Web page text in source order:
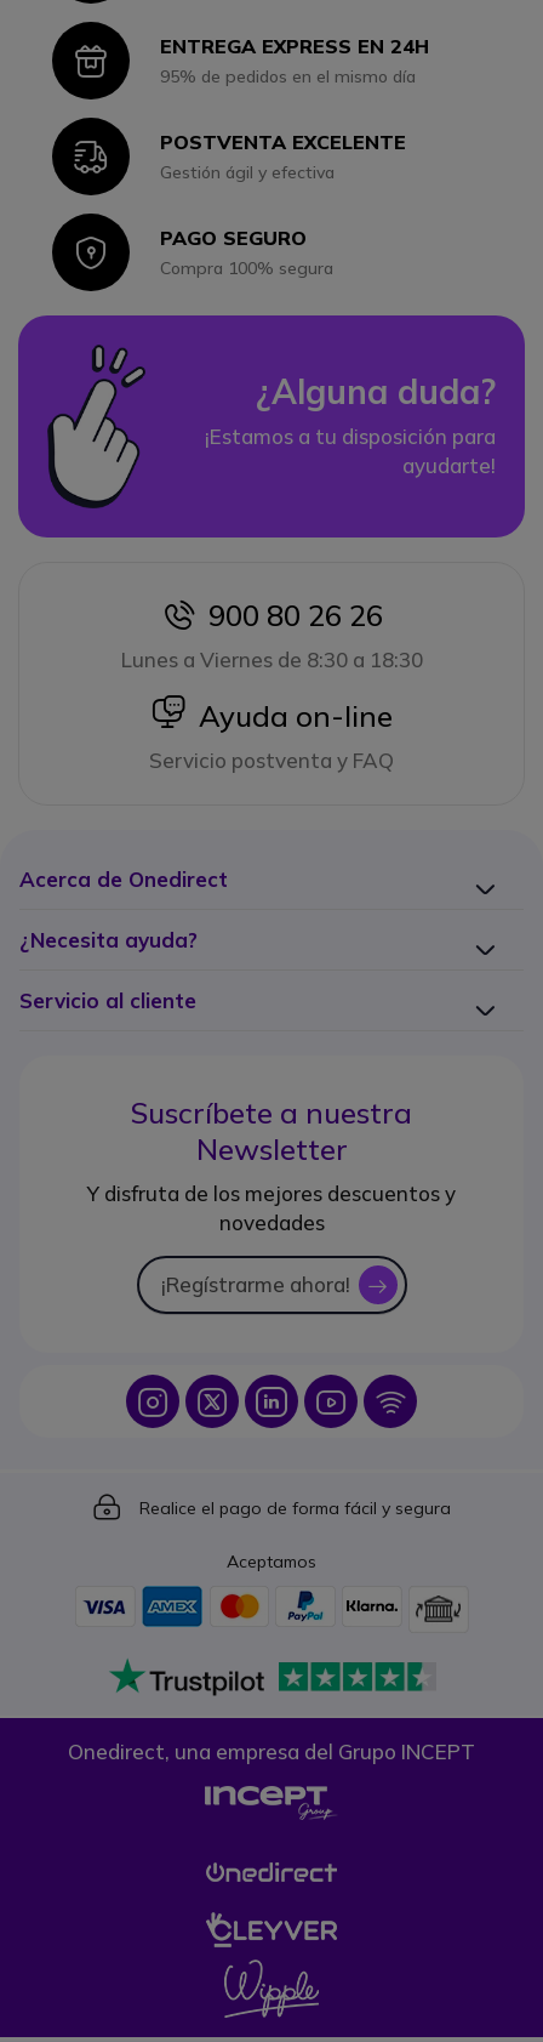
IconENTREGA EXPRESS EN 24H
95% de pedidos en el mismo día
IconPOSTVENTA EXCELENTE
Gestión ágil y efectiva
IconPAGO SEGURO
Compra 100% segura
¿Alguna duda?
¡Estamos a tu disposición para
ayudarte!
icon
900 80 26 26
Lunes a Viernes de 8:30 a 18:30
icon
Ayuda on-line
Servicio postventa y FAQ
Acerca de Onedirect
¿Necesita ayuda?
Servicio al cliente
Suscríbete a nuestra
Newsletter
Y disfruta de los mejores descuentos y
novedades
¡Regístrarme ahora! icon
Icon IconIcon Icon Icon
Icon
Realice el pago de forma fácil y segura
Aceptamos
Onedirect, una empresa del Grupo INCEPT